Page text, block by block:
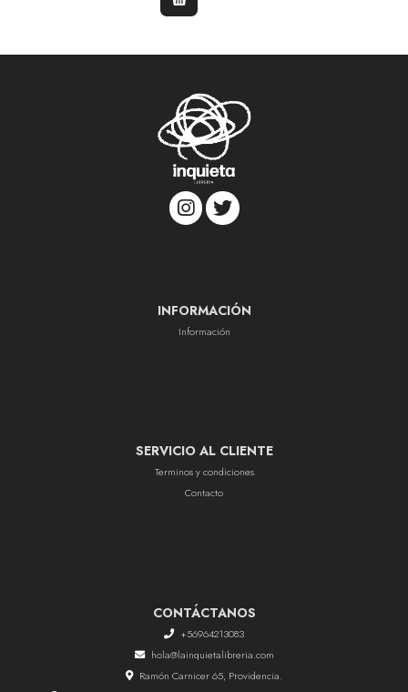
INFORMACIÓN
Información
SERVICIO AL CLIENTE
Terminos y condiciones
Contacto
CONTÁCTANOS
+56964213083
hola@lainquietalibreria.com
Ramón Carnicer 65, Providencia.